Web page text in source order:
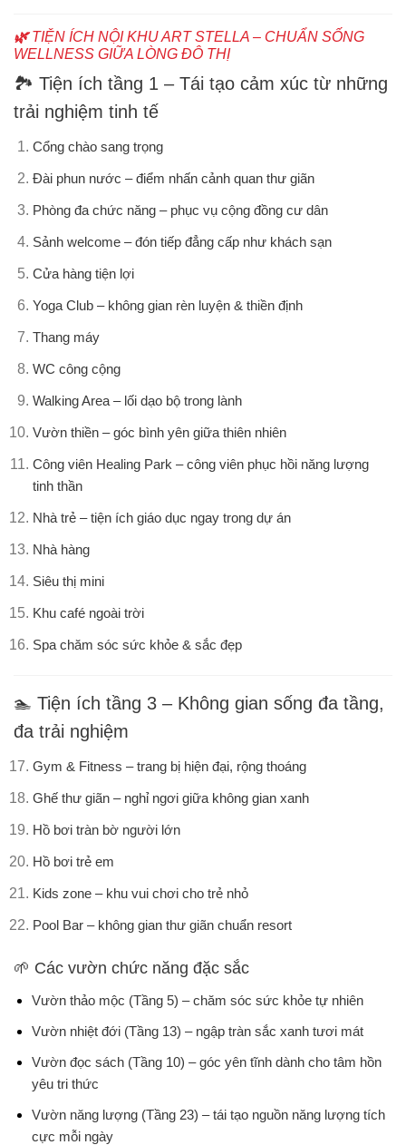
🌿TIỆN ÍCH NỘI KHU ART STELLA – CHUẨN SỐNG
WELLNESS GIỮA LÒNG ĐÔ THỊ
🏞️ Tiện ích tầng 1 – Tái tạo cảm xúc từ những
trải nghiệm tinh tế
Cổng chào sang trọng
Đài phun nước – điểm nhấn cảnh quan thư giãn
Phòng đa chức năng– phục vụ cộng đồng cư dân
Sảnh welcome– đón tiếp đẳng cấp như khách sạn
Cửa hàng tiện lợi
Yoga Club– không gian rèn luyện & thiền định
Thang máy
WC công cộng
Walking Area– lối dạo bộ trong lành
Vườn thiền– góc bình yên giữa thiên nhiên
Công viên Healing Park – công viên phục hồi năng lượng
tinh thần
Nhà trẻ– tiện ích giáo dục ngay trong dự án
Nhà hàng
Siêu thị mini
Khu café ngoài trời
Spa chăm sóc sức khỏe & sắc đẹp
🏊 Tiện ích tầng 3 – Không gian sống đa tầng,
đa trải nghiệm
Gym & Fitness – trang bị hiện đại, rộng thoáng
Ghế thư giãn– nghỉ ngơi giữa không gian xanh
Hồ bơi tràn bờ người lớn
Hồ bơi trẻ em
Kids zone– khu vui chơi cho trẻ nhỏ
Pool Bar– không gian thư giãn chuẩn resort
🌱 Các vườn chức năng đặc sắc
Vườn thảo mộc (Tầng 5) – chăm sóc sức khỏe tự nhiên
Vườn nhiệt đới (Tầng 13) – ngập tràn sắc xanh tươi mát
Vườn đọc sách (Tầng 10) – góc yên tĩnh dành cho tâm hồn
yêu tri thức
Vườn năng lượng (Tầng 23) – tái tạo nguồn năng lượng tích
cực mỗi ngày